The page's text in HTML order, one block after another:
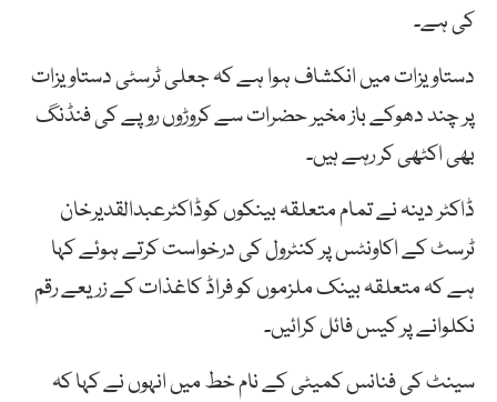
کی ہے۔
دستاویزات میں انکشاف ہوا ہے کہ جعلی ٹرسٹی دستاویزات
پر چند دھوکے باز مخیر حضرات سے کروڑوں روپے کی فنڈنگ
بھی اکٹھی کر رہے ہیں۔
ڈاکٹر دینہ نے تمام متعلقہ بینکوں کوڈاکٹرعبدالقدیرخان
ٹرسٹ کے اکاونٹس پر کنٹرول کی درخواست کرتے ہوئے کہا
ہے کہ متعلقہ بینک ملزموں کو فراڈ کاغذات کے زریعے رقم
نکلوانے پر کیس فائل کرائیں۔
سینٹ کی فنانس کمیٹی کے نام خط میں انہوں نے کہا کہ